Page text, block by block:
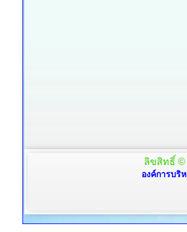
ลิขสิทธิ์ ©
องค์การบริ